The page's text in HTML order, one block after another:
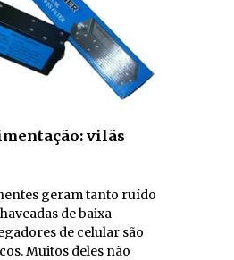
vilãs
geram tanto ruído
de baixa
de celular são
Muitos deles não